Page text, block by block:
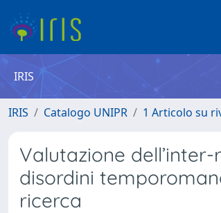
IRIS
IRIS Catalogo UNIPR 1 Articolo su
Valutazione
disordini
ricerca